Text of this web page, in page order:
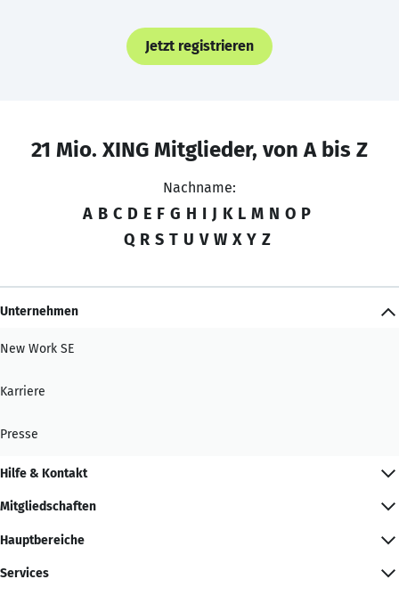
Jetzt registrieren
21 Mio. XING Mitglieder, von A bis Z
Nachname:
A B C D E F G H I J K L M N O P
Q R S T U V W X Y Z
Unternehmen
New Work SE
Karriere
Presse
Hilfe & Kontakt
Mitgliedschaften
Hauptbereiche
Services